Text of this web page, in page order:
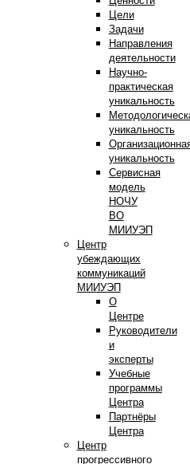
Цели
Задачи
Направления
деятельности
Научно-
практическая
уникальность
уникальность
уникальность
Сервисная
модель
НОЧУ
ВО
МИИУЭП
Центр
убеждающих
коммуникаций
МИИУЭП
О
Центре
Руководители
и
эксперты
Учебные
программы
Центра
Партнёры
Центра
Центр
прогрессивного